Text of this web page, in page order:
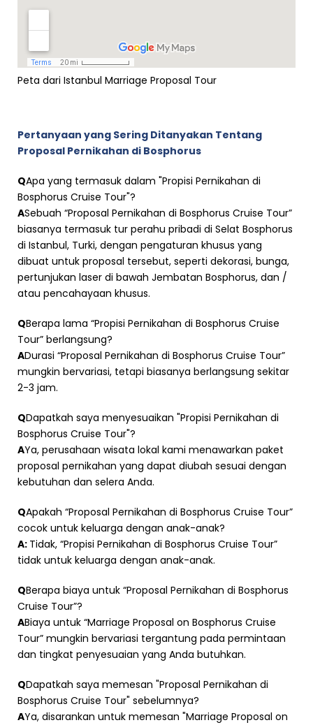
Peta dari Istanbul Marriage Proposal Tour
Pertanyaan yang Sering Ditanyakan Tentang
Proposal Pernikahan di Bosphorus
QApa yang termasuk dalam "Propisi Pernikahan di
Bosphorus Cruise Tour"?
ASebuah “Proposal Pernikahan di Bosphorus Cruise Tour”
biasanya termasuk tur perahu pribadi di Selat Bosphorus
di Istanbul, Turki, dengan pengaturan khusus yang
dibuat untuk proposal tersebut, seperti dekorasi, bunga,
pertunjukan laser di bawah Jembatan Bosphorus, dan /
atau pencahayaan khusus.
QBerapa lama “Propisi Pernikahan di Bosphorus Cruise
Tour” berlangsung?
ADurasi “Proposal Pernikahan di Bosphorus Cruise Tour”
mungkin bervariasi, tetapi biasanya berlangsung sekitar
2-3 jam.
QDapatkah saya menyesuaikan "Propisi Pernikahan di
Bosphorus Cruise Tour"?
AYa, perusahaan wisata lokal kami menawarkan paket
proposal pernikahan yang dapat diubah sesuai dengan
kebutuhan dan selera Anda.
QApakah “Proposal Pernikahan di Bosphorus Cruise Tour”
cocok untuk keluarga dengan anak-anak?
A: Tidak, “Propisi Pernikahan di Bosphorus Cruise Tour”
tidak untuk keluarga dengan anak-anak.
QBerapa biaya untuk “Proposal Pernikahan di Bosphorus
Cruise Tour”?
ABiaya untuk “Marriage Proposal on Bosphorus Cruise
Tour” mungkin bervariasi tergantung pada permintaan
dan tingkat penyesuaian yang Anda butuhkan.
QDapatkah saya memesan "Proposal Pernikahan di
Bosphorus Cruise Tour" sebelumnya?
AYa, disarankan untuk memesan "Marriage Proposal on